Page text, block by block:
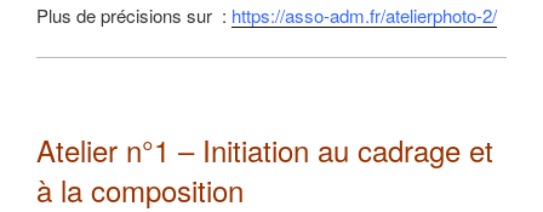
Plus de précisions sur : https://asso-adm.fr/atelierphoto-2/
Atelier n°1 – Initiation au cadrage et
à la composition